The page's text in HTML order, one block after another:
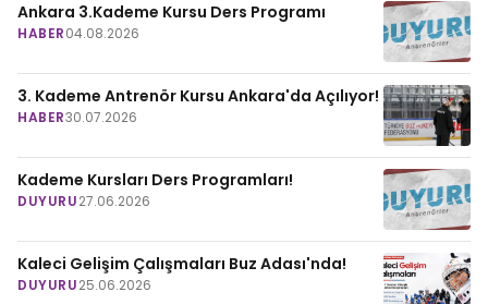
Ankara 3.Kademe Kursu Ders Programı
HABER04.08.2026
3. Kademe Antrenör Kursu Ankara'da Açılıyor!
HABER30.07.2026
Kademe Kursları Ders Programları!
DUYURU27.06.2026
Kaleci Gelişim Çalışmaları Buz Adası'nda!
DUYURU25.06.2026